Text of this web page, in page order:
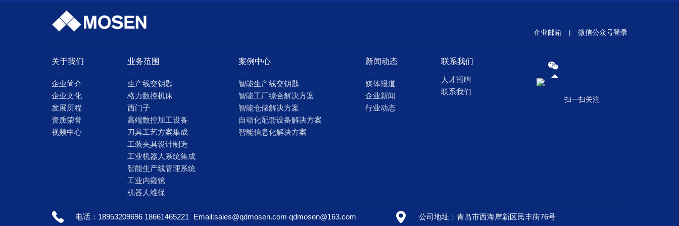
企业邮箱 | 微信公众号登录
关于我们
企业简介
企业文化
发展历程
资质荣誉
视频中心
业务范围
生产线交钥匙
格力数控机床
西门子
高端数控加工设备
刀具工艺方案集成
工装夹具设计制造
工业机器人系统集成
智能生产线管理系统
工业内窥镜
机器人维保
案例中心
智能生产线交钥匙
智能工厂综合解决方案
智能仓储解决方案
自动化配套设备解决方案
智能信息化解决方案
新闻动态
媒体报道
企业新闻
行业动态
联系我们
人才招聘
联系我们
扫一扫关注
电话：18953209696 18661465221 Email:sales@qdmosen.com qdmosen@163.com 公司地址：青岛市西海岸新区民丰街76号